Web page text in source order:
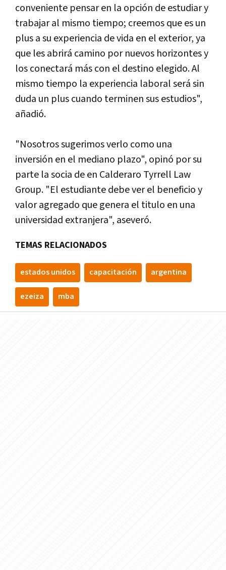
conveniente pensar en la opción de estudiar y
trabajar al mismo tiempo; creemos que es un
plus a su experiencia de vida en el exterior, ya
que les abrirá camino por nuevos horizontes y
los conectará más con el destino elegido. Al
mismo tiempo la experiencia laboral será sin
duda un plus cuando terminen sus estudios",
añadió.
"Nosotros sugerimos verlo como una
inversión en el mediano plazo", opinó por su
parte la socia de en Calderaro Tyrrell Law
Group. "El estudiante debe ver el beneficio y
valor agregado que genera el titulo en una
universidad extranjera", aseveró.
TEMAS RELACIONADOS
estados unidos capacitación argentina
ezeiza mba